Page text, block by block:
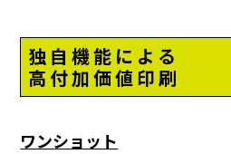
独自機能による
高付加価値印刷
ワンショット